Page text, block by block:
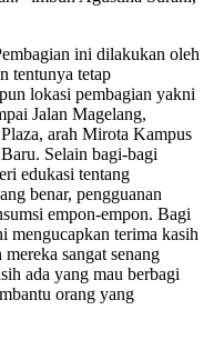
ini dilakukan oleh
tentunya tetap
lokasi pembagian yakni
Jalan Magelang,
arah Mirota Kampus
Selain bagi-bagi
edukasi tentang
benar, pengguanan
empon-empon. Bagi
mengucapkan terima kasih
sangat senang
ada yang mau berbagi
orang yang